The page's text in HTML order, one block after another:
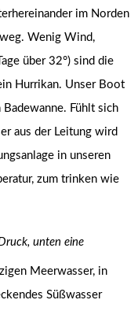
im Norden
Wenig Wind,
über 32°) sind die
Hurrikan. Unser Boot
Fühlt sich
aus der Leitung wird
in unseren
zum trinken wie
unten eine
Meerwasser, in
Süßwasser